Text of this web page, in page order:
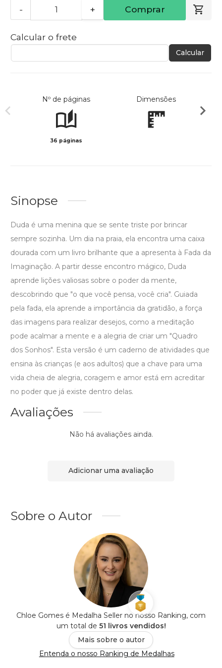
- + Comprar
Calcular o frete
Calcular
Nº de páginas
36 páginas
Dimensões
Sinopse
Duda é uma menina que se sente triste por brincar
sempre sozinha. Um dia na praia, ela encontra uma caixa
dourada com um livro brilhante que a apresenta à Fada da
Imaginação. A partir desse encontro mágico, Duda
aprende lições valiosas sobre o poder da mente,
descobrindo que "o que você pensa, você cria". Guiada
pela fada, ela aprende a importância da gratidão, a força
das imagens para realizar desejos, como a meditação
pode acalmar a mente e a alegria de criar um "Quadro
dos Sonhos". Esta versão é um caderno de atividades que
ensina às crianças (e aos adultos) que a chave para uma
vida cheia de alegria, coragem e amor está em acreditar
no poder que já existe dentro delas.
Avaliações
Não há avaliações ainda.
Adicionar uma avaliação
Sobre o Autor
Chloe Gomes é Medalha Seller no nosso Ranking, com
um total de 51 livros vendidos!
Mais sobre o autor
Entenda o nosso Ranking de Medalhas